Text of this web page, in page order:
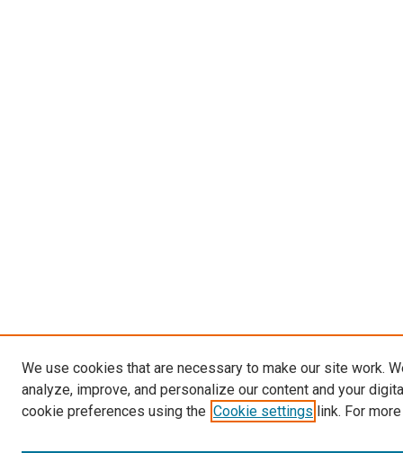
We use cookies that are necessary to make our site work.
analyze, improve, and personalize our content and your
cookie preferences using the Cookie settings link. For